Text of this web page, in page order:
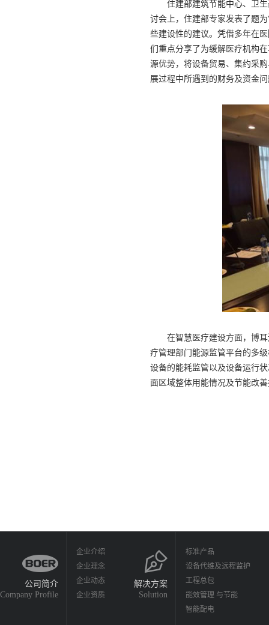
住建部建筑节能中心、卫生
讨会上，住建部专家发表了题
些建设性的建议。凭借多年在
们重点分享了为缓解医疗机构
源优势，将设备贸易、集约采
展过程中所遇到的财务及资金
在智慧医疗建设方面，博耳
疗管理部门能源监管平台的多
设备的能耗监管以及设备运行
面区域整体用能情况及节能改
公司简介
Company Profile
企业介绍
企业理念
企业动态
企业资质
解决方案
Solution
标准产品
设备代维及远程监护
工程总包
能效管理 与节能
智能配电